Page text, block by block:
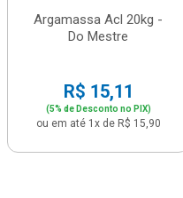
Argamassa Acl 20kg -
Do Mestre
R$ 15,11
(5% de Desconto no PIX)
ou em até 1x de R$ 15,90